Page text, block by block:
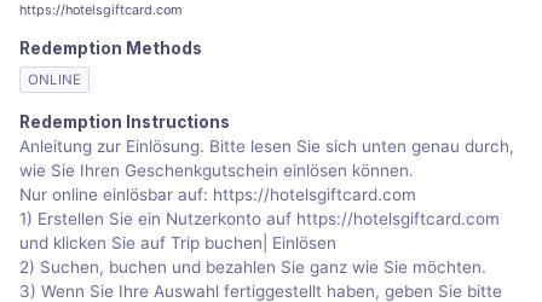
https://hotelsgiftcard.com
Redemption Methods
ONLINE
Redemption Instructions
Anleitung zur Einlösung. Bitte lesen Sie sich unten genau durch,
wie Sie Ihren Geschenkgutschein einlösen können.
Nur online einlösbar auf: https://hotelsgiftcard.com
1) Erstellen Sie ein Nutzerkonto auf https://hotelsgiftcard.com
und klicken Sie auf Trip buchen| Einlösen
2) Suchen, buchen und bezahlen Sie ganz wie Sie möchten.
3) Wenn Sie Ihre Auswahl fertiggestellt haben, geben Sie bitte